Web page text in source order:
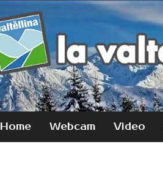
Home Webcam Video